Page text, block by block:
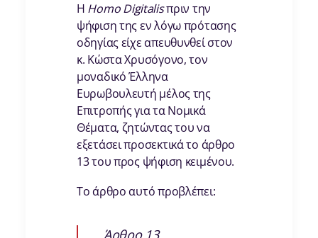
Η HomoDigitalisπριν την
ψήφιση της εν λόγω πρότασης
οδηγίας είχε απευθυνθεί στον
κ. Κώστα Χρυσόγονο, τον
μοναδικό Έλληνα
Ευρωβουλευτή μέλος της
Επιτροπής για τα Νομικά
Θέματα, ζητώντας του να
εξετάσει προσεκτικά το άρθρο
13 του προς ψήφιση κειμένου.
Το άρθρο αυτό προβλέπει: